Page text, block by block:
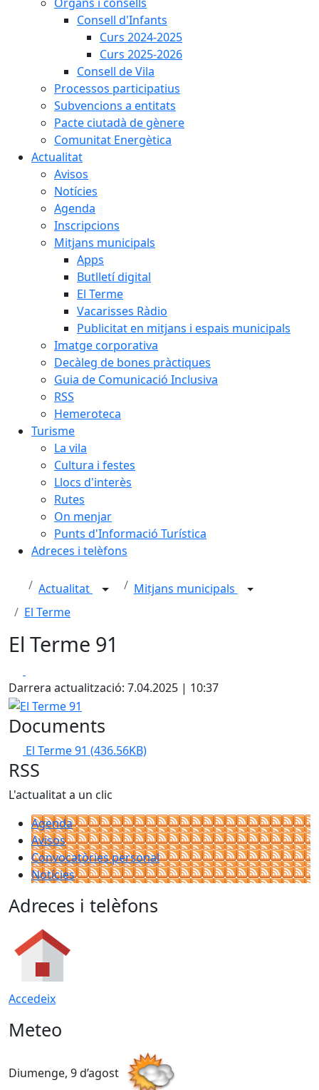
Consell d'Infants
Curs 2024-2025
Curs 2025-2026
Consell de Vila
Processos participatius
Subvencions a entitats
Pacte ciutadà de gènere
Comunitat Energètica
Actualitat
Avisos
Notícies
Agenda
Inscripcions
Mitjans municipals
Apps
Butlletí digital
El Terme
Vacarisses Ràdio
Publicitat en mitjans i espais municipals
Imatge corporativa
Decàleg de bones pràctiques
Guia de Comunicació Inclusiva
RSS
Hemeroteca
Turisme
La vila
Cultura i festes
Llocs d'interès
Rutes
On menjar
Punts d'Informació Turística
Adreces i telèfons
Actualitat
Mitjans municipals
El Terme
El Terme 91
Darrera actualització: 7.04.2025 | 10:37
El Terme 91
Documents
El Terme 91 (436.56KB)
RSS
L'actualitat a un clic
Agenda
Avisos
Convocatòries personal
Notícies
Adreces i telèfons
Accedeix
Meteo
Diumenge, 9 d’agost